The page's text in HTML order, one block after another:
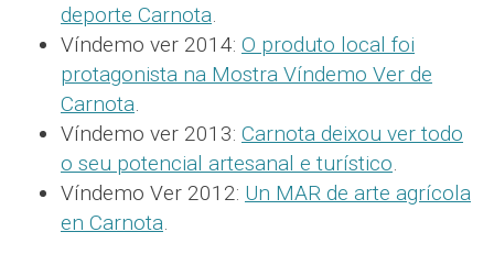
deporte Carnota.
Víndemo ver 2014: O produto local foi
protagonista na Mostra Víndemo Ver de
Carnota.
Víndemo ver 2013: Carnota deixou ver todo
o seu potencial artesanal e turístico.
Víndemo Ver 2012: Un MAR de arte agrícola
en Carnota.